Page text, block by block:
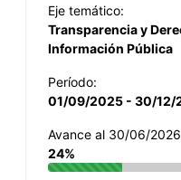
Eje temático:
Transparencia y
Información Pública
Período:
01/09/2025 - 30/12/
Avance al 30/06/
24%